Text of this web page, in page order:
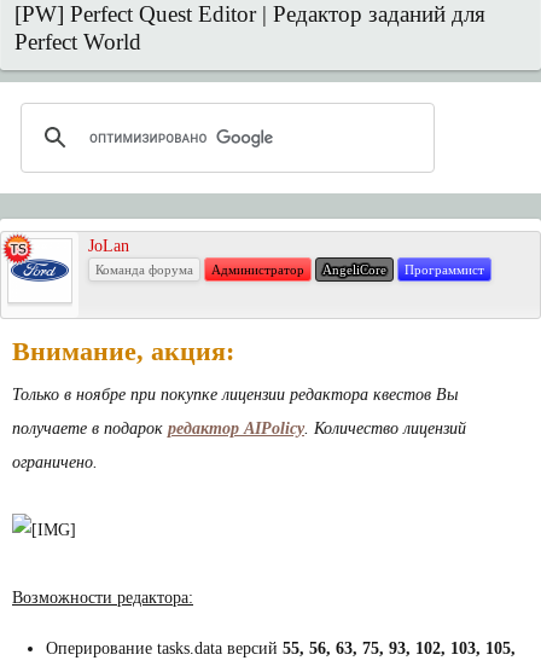
[PW] Perfect Quest Editor | Редактор заданий для
Perfect World
JoLan
Команда форума Администратор AngeliCore Программист
Внимание, акция:
Только в ноябре при покупке лицензии редактора квестов Вы
получаете в подарок редактор AIPolicy. Количество лицензий
ограничено.
Возможности редактора:
Оперирование tasks.data версий 55, 56, 63, 75, 93, 102, 103, 105,